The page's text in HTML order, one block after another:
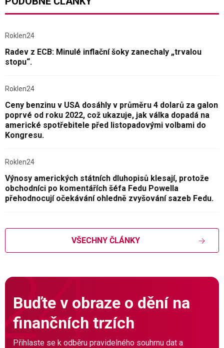
Roklen24
Radev z ECB: Minulé inflační šoky zanechaly „trvalou
stopu“.
Roklen24
Ceny benzinu v USA dosáhly v průměru 4 dolarů za galon
poprvé od roku 2022, což ukazuje, jak válka dopadá na
americké spotřebitele před listopadovými volbami do
Kongresu.
Roklen24
Výnosy amerických státních dluhopisů klesají, protože
obchodníci po komentářích šéfa Fedu Powella
přehodnocují očekávání ohledně zvyšování sazeb Fedu.
VŠECHNY ČLÁNKY
Buďte v obraze o dění na
finančních trzích
Přihlaste se k odběru pravidelného souhrnu dat a